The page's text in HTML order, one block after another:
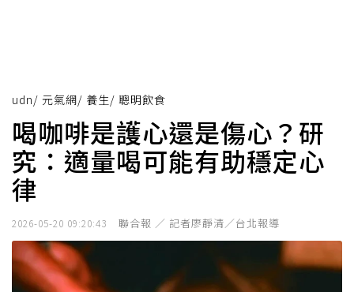
udn/ 元氣網/ 養生/ 聰明飲食
喝咖啡是護心還是傷心？研
究：適量喝可能有助穩定心
律
2026-05-20 09:20:43 聯合報 ／ 記者廖靜清／台北報導